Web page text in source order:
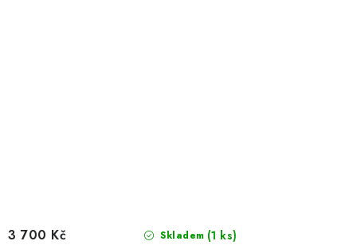
Skladem (1 ks)
3 700 Kč